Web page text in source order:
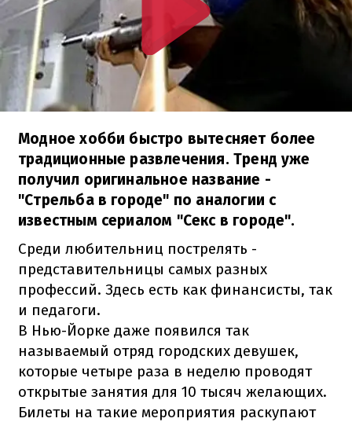
Модное хобби быстро вытесняет более
традиционные развлечения. Тренд уже
получил оригинальное название -
"Стрельба в городе" по аналогии с
известным сериалом "Секс в городе".
Среди любительниц пострелять -
представительницы самых разных
профессий. Здесь есть как финансисты, так
и педагоги.
В Нью-Йорке даже появился так
называемый отряд городских девушек,
которые четыре раза в неделю проводят
открытые занятия для 10 тысяч желающих.
Билеты на такие мероприятия раскупают